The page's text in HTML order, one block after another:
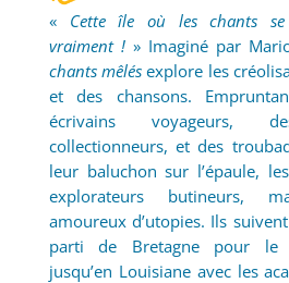
« Cette île où les chants
vraiment !» Imaginé par
chants mêlésexplore les
et des chansons.
écrivains voyageurs,
collectionneurs, et des
leur baluchon sur l’épaule,
explorateurs butineurs,
amoureux d’utopies. Ils
parti de Bretagne pour le
jusqu’en Louisiane avec les